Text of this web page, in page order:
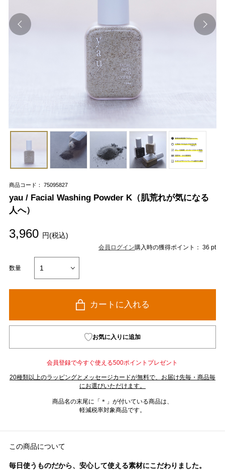
商品コード： 75095827
yau / Facial Washing Powder K（肌荒れが気になる
人へ）
3,960 円(税込)
会員ログイン購入時の獲得ポイント： 36 pt
数量
カートに入れる
お気に入りに追加
会員登録で今すぐ使える500ポイントプレゼント
20種類以上のラッピングとメッセージカードが無料で、お届け先毎・商品毎
にお選びいただけます。
商品名の末尾に「＊」が付いている商品は、
軽減税率対象商品です。
この商品について
毎日使うものだから、安心して使える素材にこだわりました。